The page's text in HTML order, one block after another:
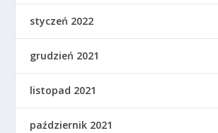
styczeń 2022
grudzień 2021
listopad 2021
październik 2021